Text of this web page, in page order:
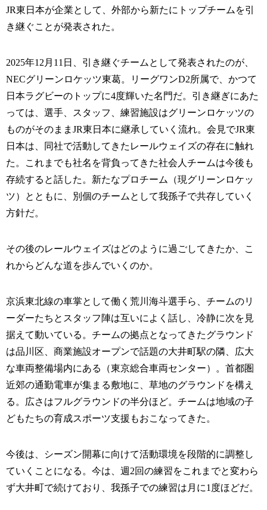
JR東日本が企業として、外部から新たにトップチームを引
き継ぐことが発表された。
2025年12月11日、引き継ぐチームとして発表されたのが、
NECグリーンロケッツ東葛。リーグワンD2所属で、かつて
日本ラグビーのトップに4度輝いた名門だ。引き継ぎにあた
っては、選手、スタッフ、練習施設はグリーンロケッツの
ものがそのままJR東日本に継承していく流れ。会見でJR東
日本は、同社で活動してきたレールウェイズの存在に触れ
た。これまでも社名を背負ってきた社会人チームは今後も
存続すると話した。新たなプロチーム（現グリーンロケッ
ツ）とともに、別個のチームとして我孫子で共存していく
方針だ。
その後のレールウェイズはどのように過ごしてきたか、こ
れからどんな道を歩んでいくのか。
京浜東北線の車掌として働く荒川海斗選手ら、チームのリ
ーダーたちとスタッフ陣は互いによく話し、冷静に次を見
据えて動いている。チームの拠点となってきたグラウンド
は品川区、商業施設オープンで話題の大井町駅の隣、広大
な車両整備場内にある（東京総合車両センター）。首都圏
近郊の通勤電車が集まる敷地に、草地のグラウンドを構え
る。広さはフルグラウンドの半分ほど。チームは地域の子
どもたちの育成スポーツ支援もおこなってきた。
今後は、シーズン開幕に向けて活動環境を段階的に調整し
ていくことになる。今は、週2回の練習をこれまでと変わら
ず大井町で続けており、我孫子での練習は月に1度ほどだ。